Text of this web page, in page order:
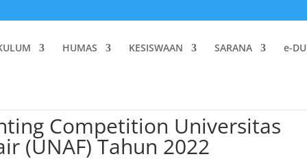
HUMAS KESISWAAN SARANA e-
Competition Universitas
(UNAF) Tahun 2022